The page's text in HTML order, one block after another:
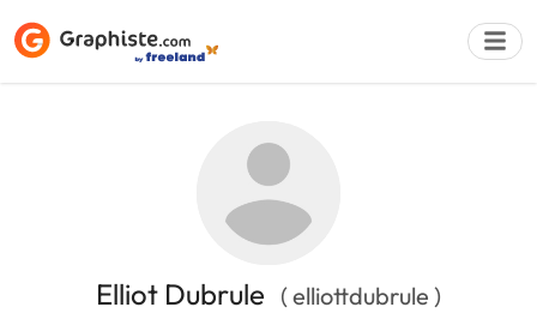
Elliot Dubrule ( elliottdubrule )